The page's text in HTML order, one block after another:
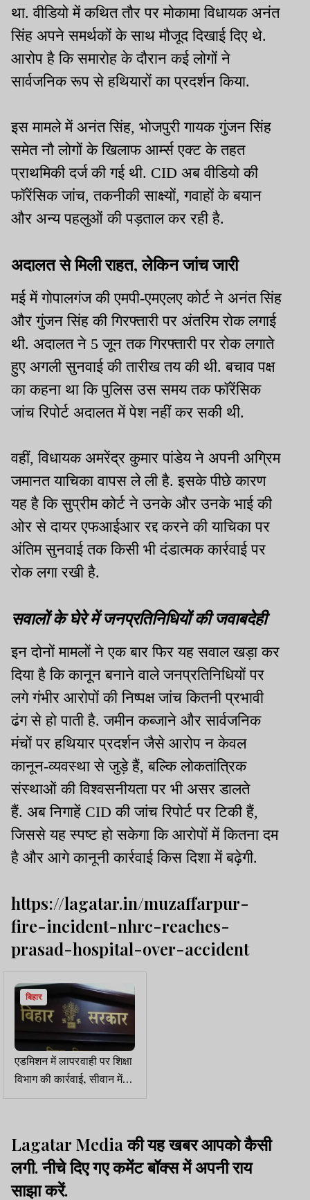
था. वीडियो में कथित तौर पर मोकामा विधायक अनंत
सिंह अपने समर्थकों के साथ मौजूद दिखाई दिए थे.
आरोप है कि समारोह के दौरान कई लोगों ने
सार्वजनिक रूप से हथियारों का प्रदर्शन किया.
इस मामले में अनंत सिंह, भोजपुरी गायक गुंजन सिंह
समेत नौ लोगों के खिलाफ आर्म्स एक्ट के तहत
प्राथमिकी दर्ज की गई थी. CID अब वीडियो की
फॉरेंसिक जांच, तकनीकी साक्ष्यों, गवाहों के बयान
और अन्य पहलुओं की पड़ताल कर रही है.
अदालत से मिली राहत, लेकिन जांच जारी
मई में गोपालगंज की एमपी-एमएलए कोर्ट ने अनंत सिंह
और गुंजन सिंह की गिरफ्तारी पर अंतरिम रोक लगाई
थी. अदालत ने 5 जून तक गिरफ्तारी पर रोक लगाते
हुए अगली सुनवाई की तारीख तय की थी. बचाव पक्ष
का कहना था कि पुलिस उस समय तक फॉरेंसिक
जांच रिपोर्ट अदालत में पेश नहीं कर सकी थी.
वहीं, विधायक अमरेंद्र कुमार पांडेय ने अपनी अग्रिम
जमानत याचिका वापस ले ली है. इसके पीछे कारण
यह है कि सुप्रीम कोर्ट ने उनके और उनके भाई की
ओर से दायर एफआईआर रद्द करने की याचिका पर
अंतिम सुनवाई तक किसी भी दंडात्मक कार्रवाई पर
रोक लगा रखी है.
सवालों के घेरे में जनप्रतिनिधियों की जवाबदेही
इन दोनों मामलों ने एक बार फिर यह सवाल खड़ा कर
दिया है कि कानून बनाने वाले जनप्रतिनिधियों पर
लगे गंभीर आरोपों की निष्पक्ष जांच कितनी प्रभावी
ढंग से हो पाती है. जमीन कब्जाने और सार्वजनिक
मंचों पर हथियार प्रदर्शन जैसे आरोप न केवल
कानून-व्यवस्था से जुड़े हैं, बल्कि लोकतांत्रिक
संस्थाओं की विश्वसनीयता पर भी असर डालते
हैं. अब निगाहें CID की जांच रिपोर्ट पर टिकी हैं,
जिससे यह स्पष्ट हो सकेगा कि आरोपों में कितना दम
है और आगे कानूनी कार्रवाई किस दिशा में बढ़ेगी.
https://lagatar.in/muzaffarpur-
fire-incident-nhrc-reaches-
prasad-hospital-over-accident
बिहार
एडमिशन में लापरवाही पर शिक्षा
विभाग की कार्रवाई, सीवान में
700 से अधिक शिक्षकों का
Lagatar Media की यह खबर आपको कैसी
लगी. नीचे दिए गए कमेंट बॉक्स में अपनी राय
साझा करें.